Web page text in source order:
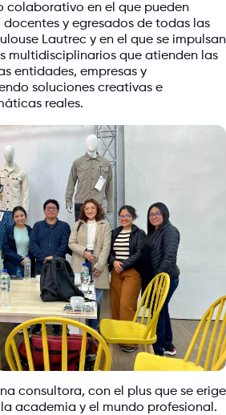
colaborativo en el que pueden
y egresados de todas las
Lautrec y en el que se impulsan
multidisciplinarios que atienden las
entidades, empresas y
soluciones creativas e
reales.
consultora, con el plus que se erige
academia y el mundo profesional.